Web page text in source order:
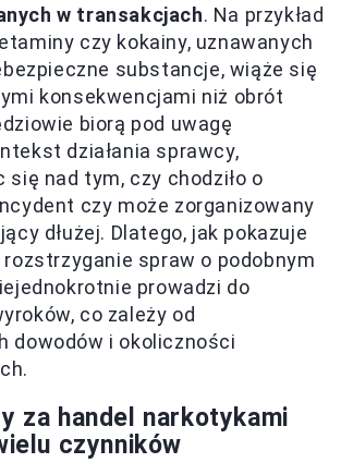
w transakcjach. Na przykład
czy kokainy, uznawanych
substancje, wiąże się
konsekwencjami niż obrót
biorą pod uwagę
działania sprawcy,
nad tym, czy chodziło o
czy może zorganizowany
dłużej. Dlatego, jak pokazuje
spraw o podobnym
prowadzi do
co zależy od
dowodów i okoliczności
za handel narkotykami
czynników